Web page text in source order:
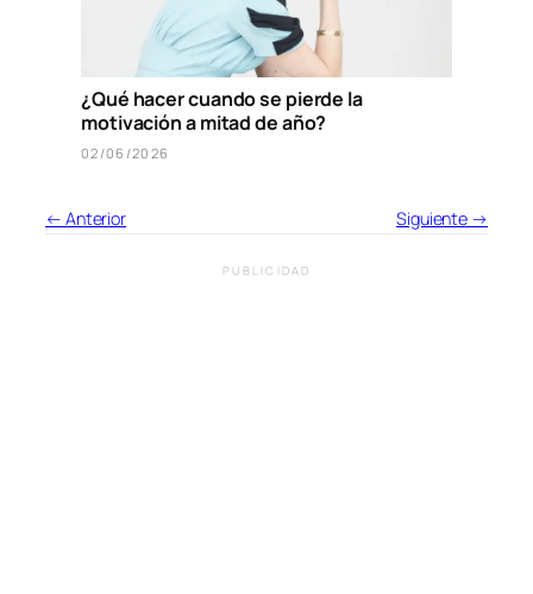
¿Qué hacer cuando se pierde la
motivación a mitad de año?
02/06/2026
← Anterior Siguiente →
PUBLICIDAD